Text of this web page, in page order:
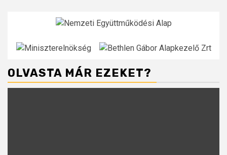
OLVASTA MÁR EZEKET?